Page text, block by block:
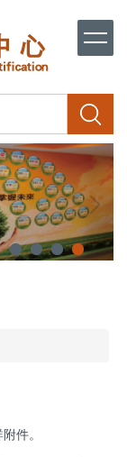
搜尋
件。